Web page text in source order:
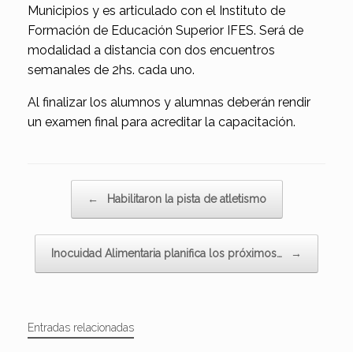
Municipios y es articulado con el Instituto de
Formación de Educación Superior IFES. Será de
modalidad a distancia con dos encuentros
semanales de 2hs. cada uno.
Al finalizar los alumnos y alumnas deberán rendir
un examen final para acreditar la capacitación.
← Habilitaron la pista de atletismo
Inocuidad Alimentaria planifica los próximos… →
Entradas relacionadas